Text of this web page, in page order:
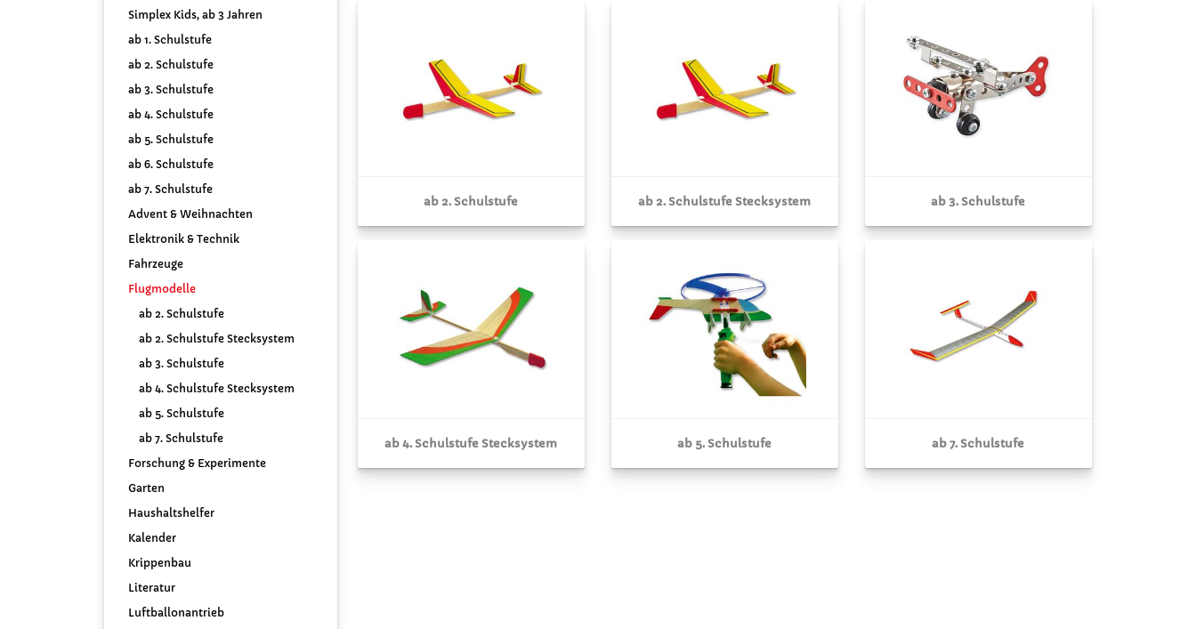
Simplex Kids, ab 3 Jahren
ab 1. Schulstufe
ab 2. Schulstufe
ab 3. Schulstufe
ab 4. Schulstufe
ab 5. Schulstufe
ab 6. Schulstufe
ab 7. Schulstufe
Advent & Weihnachten
Elektronik & Technik
Fahrzeuge
Flugmodelle
ab 2. Schulstufe
ab 2. Schulstufe Stecksystem
ab 3. Schulstufe
ab 4. Schulstufe Stecksystem
ab 5. Schulstufe
ab 7. Schulstufe
Forschung & Experimente
Garten
Haushaltshelfer
Kalender
Krippenbau
Literatur
Luftballonantrieb
ab 2. Schulstufe ab 2. Schulstufe Stecksystem ab 3. Schulstufe
ab 4. Schulstufe Stecksystem ab 5. Schulstufe ab 7. Schulstufe